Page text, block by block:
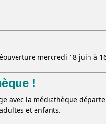
mercredi 18 juin à
!
avec la médiathèque
et enfants.